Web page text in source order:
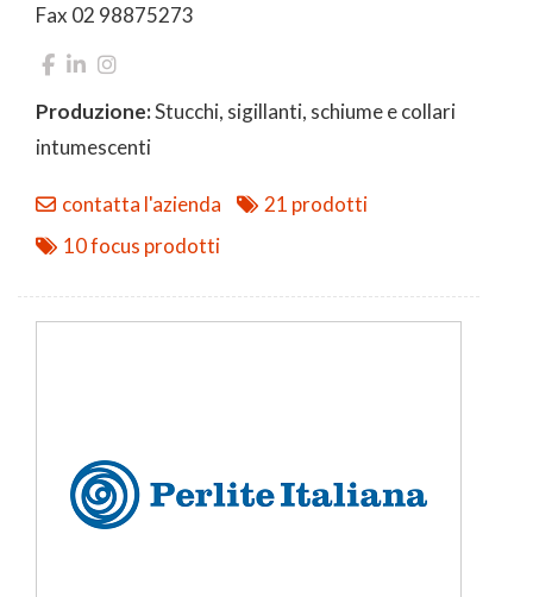
Fax 02 98875273
Produzione:Stucchi, sigillanti, schiume e collari
intumescenti
contatta l'azienda
21 prodotti
10 focus prodotti